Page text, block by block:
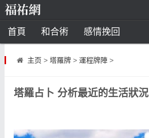
首頁 和合術 感情挽回
道教法事
星座
主页 > 塔羅牌> 運程牌陣>
塔羅占卜 分析最近的生活狀況